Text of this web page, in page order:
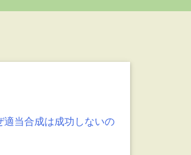
適当合成は成功しないの